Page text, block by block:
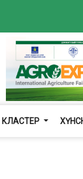
КЛАСТЕР